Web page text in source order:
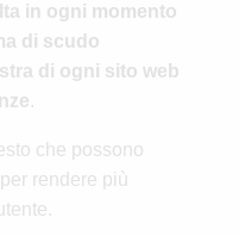
in ogni momento
di scudo
di ogni sito web
.
che possono
rendere più